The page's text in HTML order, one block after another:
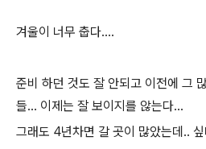
겨울이 너무 춥다....
준비 하던 것도 잘 안되고 이전에 그
들... 이제는 잘 보이지를 않는다...
그래도 4년차면 갈 곳이 많았는데..